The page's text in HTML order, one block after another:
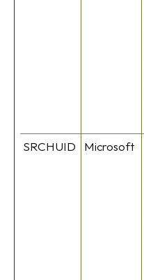
SRCHUID Microsoft